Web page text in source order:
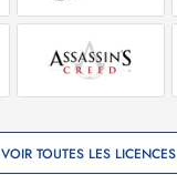
VOIR TOUTES LES LICENCES